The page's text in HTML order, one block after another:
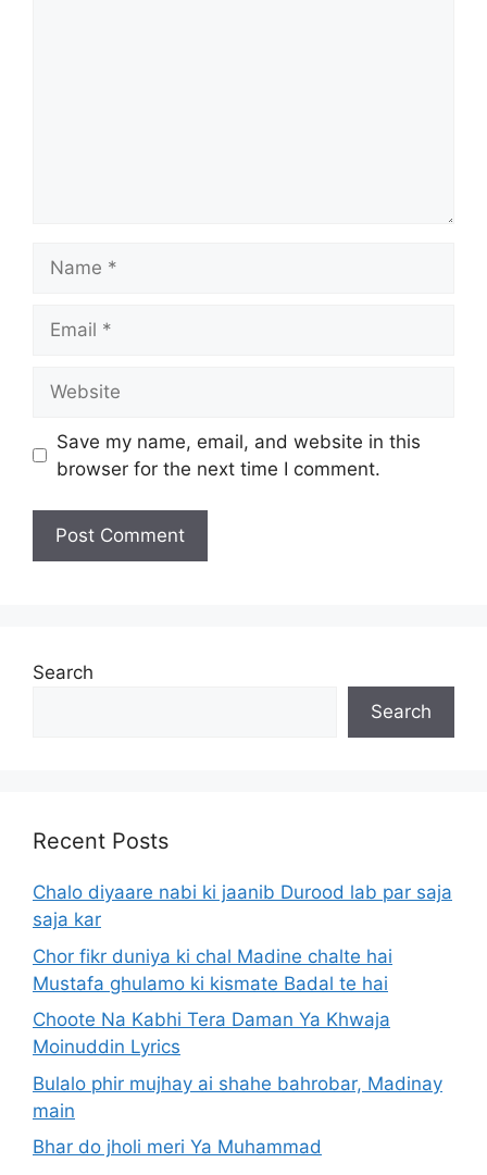
Save my name, email, and website in this
browser for the next time I comment.
Search
Search
Recent Posts
Chalo diyaare nabi ki jaanib Durood lab par saja
saja kar
Chor fikr duniya ki chal Madine chalte hai
Mustafa ghulamo ki kismate Badal te hai
Choote Na Kabhi Tera Daman Ya Khwaja
Moinuddin Lyrics
Bulalo phir mujhay ai shahe bahrobar, Madinay
main
Bhar do jholi meri Ya Muhammad